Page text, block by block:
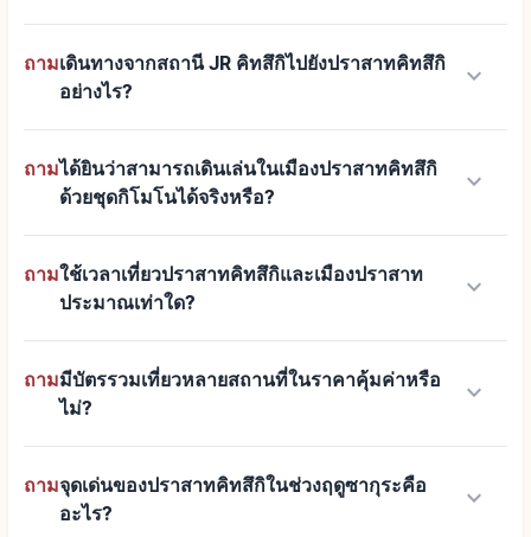
ถามเดินทางจากสถานี JR คิทสึกิไปยังปราสาทคิทสึกิ
อย่างไร?
keyboard_arrow_down
ถามได้ยินว่าสามารถเดินเล่นในเมืองปราสาทคิทสึกิ
ด้วยชุดกิโมโนได้จริงหรือ?
keyboard_arrow_down
ถามใช้เวลาเที่ยวปราสาทคิทสึกิและเมืองปราสาท
ประมาณเท่าใด?
keyboard_arrow_down
ถามมีบัตรรวมเที่ยวหลายสถานที่ในราคาคุ้มค่าหรือ
ไม่?
keyboard_arrow_down
ถามจุดเด่นของปราสาทคิทสึกิในช่วงฤดูซากุระคือ
อะไร?
keyboard_arrow_down